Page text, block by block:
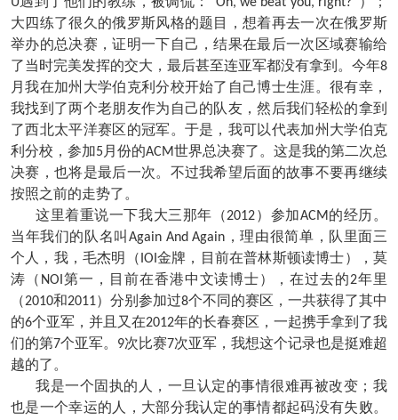
大四练了很久的俄罗斯风格的题目，想着再去一次在俄罗斯
举办的总决赛，证明一下自己，结果在最后一次区域赛输给
了当时完美发挥的交大，最后甚至连亚军都没有拿到。今年8
月我在加州大学伯克利分校开始了自己博士生涯。很有幸，
我找到了两个老朋友作为自己的队友，然后我们轻松的拿到
了西北太平洋赛区的冠军。于是，我可以代表加州大学伯克
利分校，参加5月份的ACM世界总决赛了。这是我的第二次总
决赛，也将是最后一次。不过我希望后面的故事不要再继续
按照之前的走势了。
这里着重说一下我大三那年（2012）参加ACM的经历。
当年我们的队名叫 Again And Again ，理由很简单，队里面三
个人，我，毛杰明（ IOI 金牌，目前在普林斯顿读博士），莫
涛（ NOI 第一，目前在香港中文读博士），在过去的2年里
（2010和2011）分别参加过8个不同的赛区，一共获得了其中
的6个亚军，并且又在2012年的长春赛区，一起携手拿到了我
们的第7个亚军。 9次比赛7次亚军，我想这个记录也是挺难超
越的了。
我是一个固执的人，一旦认定的事情很难再被改变；我
也是一个幸运的人，大部分我认定的事情都起码没有失败。